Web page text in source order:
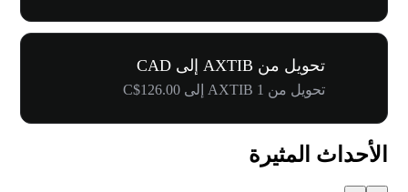
تحويل من AXTIB إلى CAD
تحويل من 1 AXTIB إلى C$126.00
الأحداث المثيرة